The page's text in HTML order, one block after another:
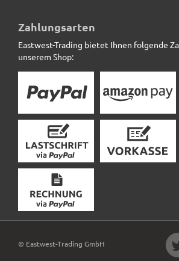
weiß
Zahlungsarten
Eastwest-Trading bietet Ihnen folgende
unserem Shop:
© Eastwest-Trading GmbH